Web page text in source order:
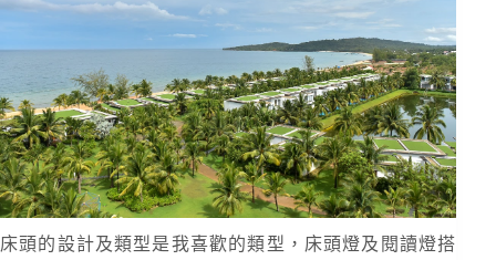
床頭的設計及類型是我喜歡的類型，床頭燈及閱讀燈搭